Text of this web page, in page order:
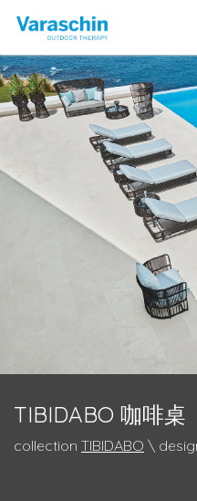
TIBIDABO 咖啡桌
collection TIBIDABO \